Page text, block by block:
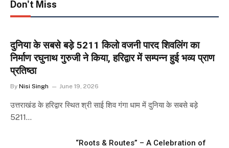
Don't Miss
दुनिया के सबसे बड़े 5211 किलो वजनी पारद शिवलिंग का
निर्माण रघुनाथ गुरुजी ने किया, हरिद्वार में सम्पन्न हुई भव्य प्राण
प्रतिष्ठा
By Nisi Singh June 19, 2026
उत्तराखंड के हरिद्वार स्थित श्री साई शिव गंगा धाम में दुनिया के सबसे बड़े
5211…
“Roots & Routes” – A Celebration of